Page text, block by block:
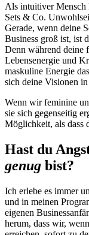
Als intuitiver Mensch
Sets & Co.
Gerade, wenn deine
Business groß ist, ist
Denn während deine
Lebensenergie und
maskuline Energie
sich deine Visionen
Wenn wir feminine
sie sich gegenseitig
Möglichkeit, als dass
Hast du
genug bist?
Ich erlebe es immer
und in meinen
eigenen
herum, dass wir,